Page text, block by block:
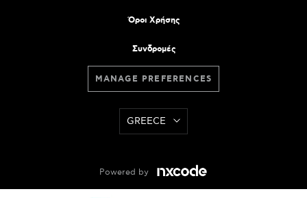
Όροι Χρήσης
Συνδρομές
MANAGE PREFERENCES
GREECE
Powered by